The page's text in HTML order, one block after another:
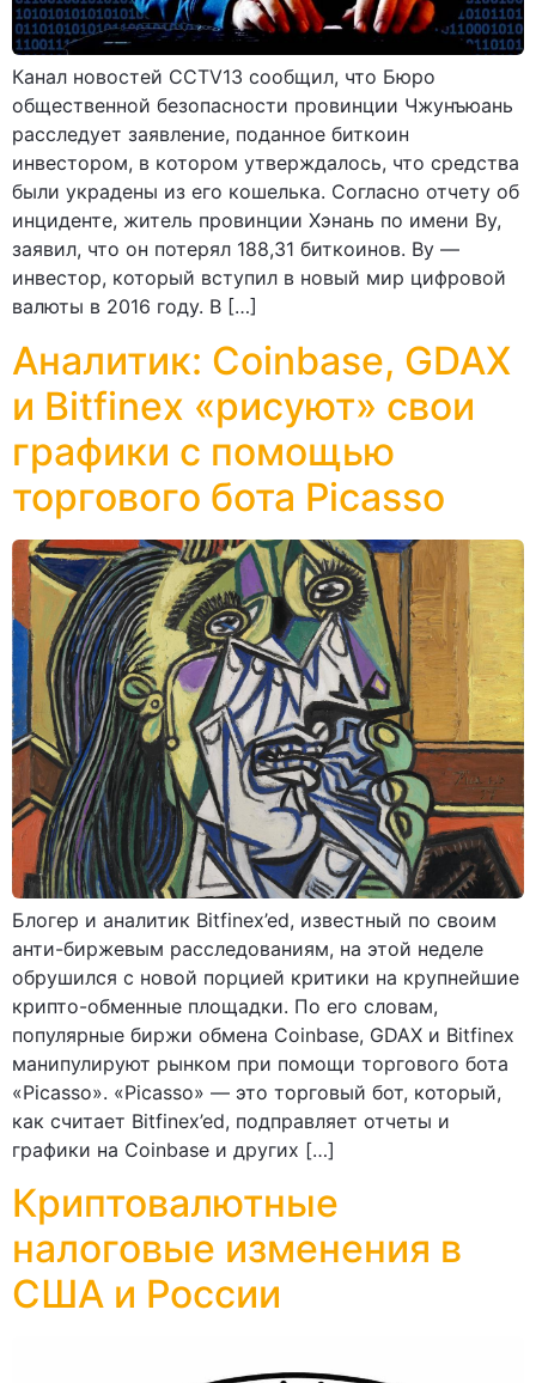
Канал новостей CCTV13 сообщил, что Бюро
общественной безопасности провинции Чжунъюань
расследует заявление, поданное биткоин
инвестором, в котором утверждалось, что средства
были украдены из его кошелька. Согласно отчету об
инциденте, житель провинции Хэнань по имени Ву,
заявил, что он потерял 188,31 биткоинов. Ву —
инвестор, который вступил в новый мир цифровой
валюты в 2016 году. В […]
Аналитик: Coinbase, GDAX
и Bitfinex «рисуют» свои
графики с помощью
торгового бота Picasso
Блогер и аналитик Bitfinex’ed, известный по своим
анти-биржевым расследованиям, на этой неделе
обрушился с новой порцией критики на крупнейшие
крипто-обменные площадки. По его словам,
популярные биржи обмена Coinbase, GDAX и Bitfinex
манипулируют рынком при помощи торгового бота
«Picasso». «Picasso» — это торговый бот, который,
как считает Bitfinex’ed, подправляет отчеты и
графики на Coinbase и других […]
Криптовалютные
налоговые изменения в
США и России